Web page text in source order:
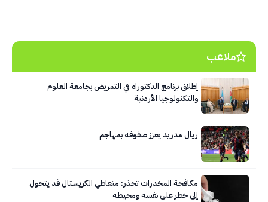
ملاعب
إطلاق برنامج الدكتوراه في التمريض بجامعة العلوم
والتكنولوجيا الأردنية
ريال مدريد يعزز صفوفه بمهاجم
مكافحة المخدرات تحذر: متعاطي الكريستال قد يتحول
إلى خطر على نفسه ومحيطه